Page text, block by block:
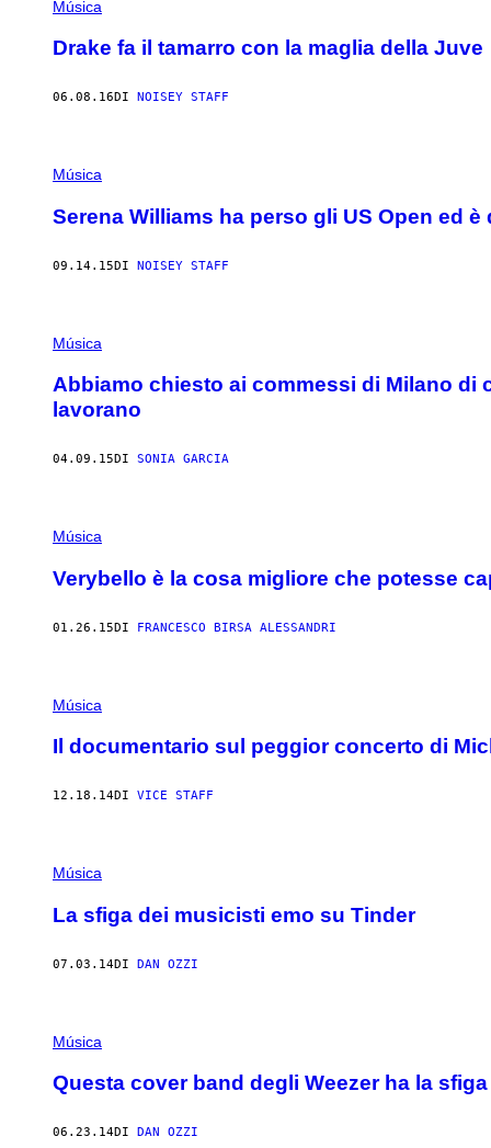
Música
Drake fa il tamarro con la maglia della Juve
06.08.16DI NOISEY STAFF
Música
Serena Williams ha perso gli US Open ed
09.14.15DI NOISEY STAFF
Música
Abbiamo chiesto ai commessi di Milano di
lavorano
04.09.15DI SONIA GARCIA
Música
Verybello è la cosa migliore che potesse
01.26.15DI FRANCESCO BIRSA ALESSANDRI
Música
Il documentario sul peggior concerto di
12.18.14DI VICE STAFF
Música
La sfiga dei musicisti emo su Tinder
07.03.14DI DAN OZZI
Música
Questa cover band degli Weezer ha la
06.23.14DI DAN OZZI